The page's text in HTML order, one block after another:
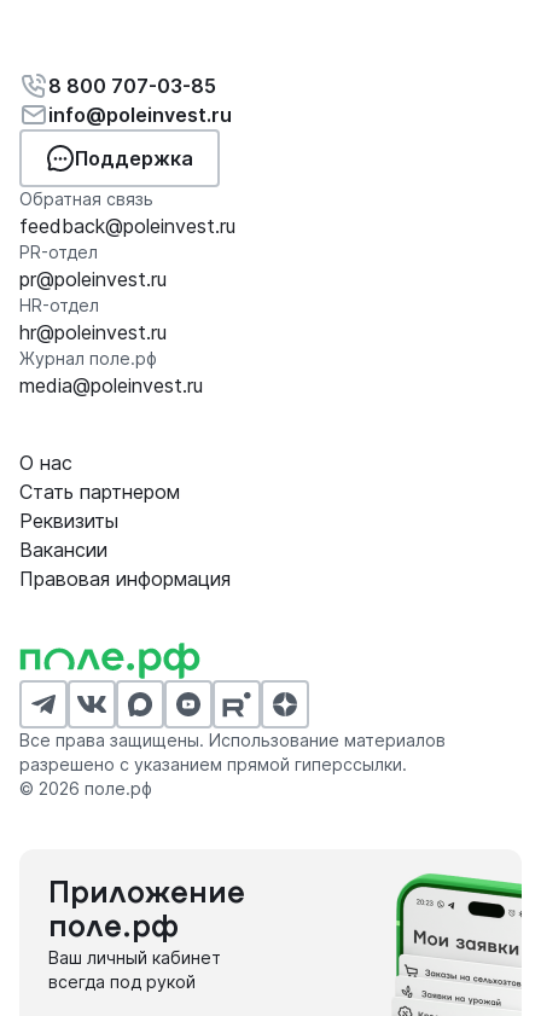
8 800 707-03-85
info@poleinvest.ru
Поддержка
Обратная связь
feedback@poleinvest.ru
PR-отдел
pr@poleinvest.ru
HR-отдел
hr@poleinvest.ru
Журнал поле.рф
media@poleinvest.ru
О нас
Стать партнером
Реквизиты
Вакансии
Правовая информация
Все права защищены. Использование материалов
разрешено с указанием прямой гиперссылки.
© 2026 поле.рф
Приложение
поле.рф
Ваш личный кабинет
всегда под рукой